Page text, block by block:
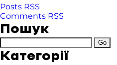
Posts RSS
Comments RSS
Пошук
Категорії